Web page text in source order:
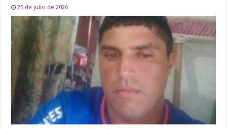
25 de julio de 2026